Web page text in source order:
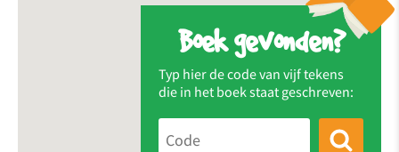
Boek gevonden?
Typ hier de code van vijf tekens
die in het boek staat geschreven: